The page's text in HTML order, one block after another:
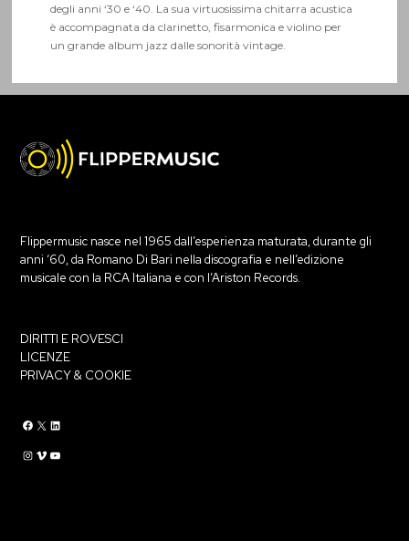
degli anni ‘30 e ‘40. La sua virtuosissima chitarra acustica
è accompagnata da clarinetto, fisarmonica e violino per
un grande album jazz dalle sonorità vintage.
Flippermusic nasce nel 1965 dall’esperienza maturata, durante gli
anni ‘60, da Romano Di Bari nella discografia e nell’edizione
musicale con la RCA Italiana e con l’Ariston Records.
DIRITTI E ROVESCI
LICENZE
PRIVACY & COOKIE
Flippermusic Facebook Flippermusic Twitter
Flippermusic Linkedin
Flippermusic Instagram Flippermusic Vimeo flippermusic YouTube